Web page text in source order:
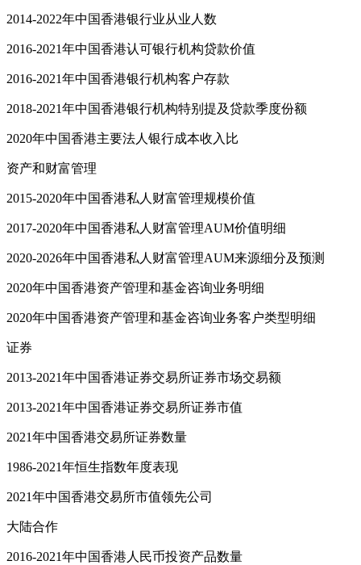
2014-2022年中国香港银行业从业人数
2016-2021年中国香港认可银行机构贷款价值
2016-2021年中国香港银行机构客户存款
2018-2021年中国香港银行机构特别提及贷款季度份额
2020年中国香港主要法人银行成本收入比
资产和财富管理
2015-2020年中国香港私人财富管理规模价值
2017-2020年中国香港私人财富管理AUM价值明细
2020-2026年中国香港私人财富管理AUM来源细分及预测
2020年中国香港资产管理和基金咨询业务明细
2020年中国香港资产管理和基金咨询业务客户类型明细
证券
2013-2021年中国香港证券交易所证券市场交易额
2013-2021年中国香港证券交易所证券市值
2021年中国香港交易所证券数量
1986-2021年恒生指数年度表现
2021年中国香港交易所市值领先公司
大陆合作
2016-2021年中国香港人民币投资产品数量